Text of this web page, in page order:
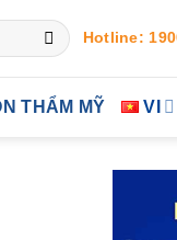
Hotline:
THẨM MỸ VI